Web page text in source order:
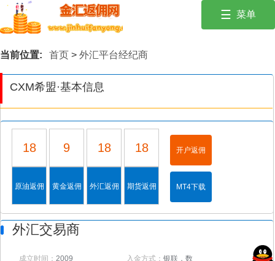
投资有风险，入市需谨慎。保持冷静，遵循风险管理原则！☰ 菜单
动
财经学院
当前位置: 首页 > 外汇平台经纪商
CXM希盟·基本信息
18
原油返佣
9
黄金返佣
18
外汇返佣
18
期货返佣
开户返佣
MT4下载
外汇交易商
成立时间： 2009 入金方式： 银联，数